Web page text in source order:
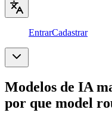
EntrarCadastrar
Modelos de IA
por que model